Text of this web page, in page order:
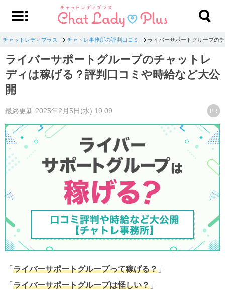
チャットレディプラス チャトレ事務所の評判口コミ ライバーサポートグループの
ライバーサポートグループのチャットレ
ディは稼げる？評判口コミや時給など大公
開
最終更新:2025年2月5日(水) 19:09 PR
「 ライバーサポートグループって稼げる？ 」
「 ライバーサポートグループは怪しい？ 」